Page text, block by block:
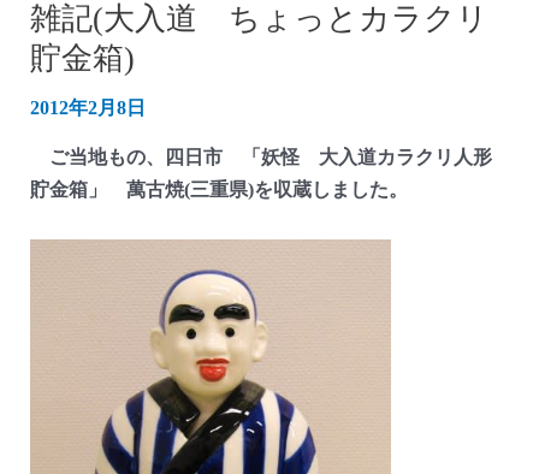
雑記(大入道 ちょっとカラクリ
貯金箱)
2012年2月8日
ご当地もの、四日市 「妖怪 大入道カラクリ人形
貯金箱」 萬古焼(三重県)を収蔵しました。